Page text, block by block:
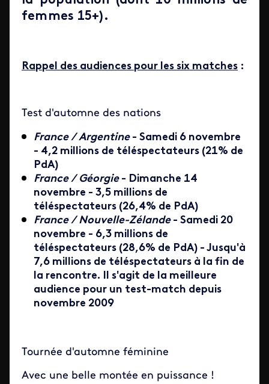
femmes 15+).
Rappel des audiences pour les six matches :
Test d'automne des nations
France / Argentine- Samedi 6 novembre
- 4,2 millions de téléspectateurs (21% de
PdA)
France / Géorgie - Dimanche 14
novembre - 3,5 millions de
téléspectateurs (26,4% de PdA)
France / Nouvelle-Zélande - Samedi 20
novembre - 6,3 millions de
téléspectateurs (28,6% de PdA) - Jusqu'à
7,6 millions de téléspectateurs à la fin de
la rencontre. Il s'agit de la meilleure
audience pour un test-match depuis
novembre 2009
Tournée d'automne féminine
Avec une belle montée en puissance !